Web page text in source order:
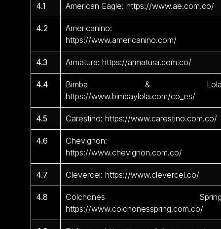
4.1 American Eagle: https://www.ae.com.co/
4.2
Americanino:
https://www.americanino.com/
4.3 Armatura: https://armatura.com.co/
4.4
Bimba &
https://www.bimbaylola.com/co_es/
4.5 Carestino: https://www.carestino.com.co/
4.6
Chevignon:
https://www.chevignon.com.co/
4.7 Clevercel: https://www.clevercel.co/
4.8
Colchones
https://www.colchonesspring.com.co/